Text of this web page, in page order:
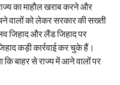
का माहौल खराब करने और
वालों को लेकर सरकार की सख्ती
जिहाद और लैंड जिहाद पर
कड़ी कार्रवाई कर चुके हैं।
कि बाहर से राज्य में आने वालों पर